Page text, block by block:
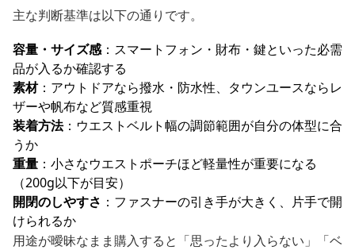
主な判断基準は以下の通りです。
容量・サイズ感：スマートフォン・財布・鍵といった必需
品が入るか確認する
素材：アウトドアなら撥水・防水性、タウンユースならレ
ザーや帆布など質感重視
装着方法：ウエストベルト幅の調節範囲が自分の体型に合
うか
重量 ：小さなウエストポーチほど軽量性が重要になる
（200g以下が目安）
開閉のしやすさ ：ファスナーの引き手が大きく、片手で開
けられるか
用途が曖昧なまま購入すると「思ったより入らない」「ベ